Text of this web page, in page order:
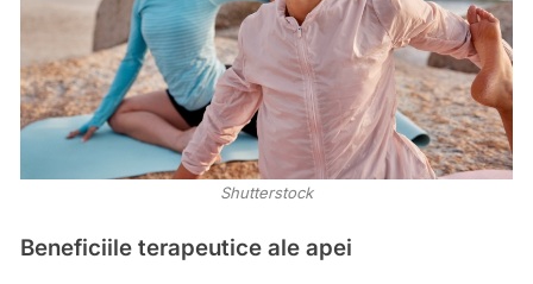
Shutterstock
Beneficiile terapeutice ale apei